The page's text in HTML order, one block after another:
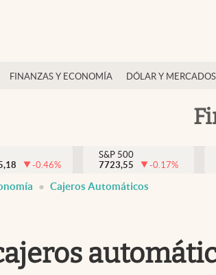
FINANZAS Y ECONOMÍA DÓLAR Y MERCADOS
-0.46%
S&P 500
7723,55
-0.17%
Cajeros Automáticos